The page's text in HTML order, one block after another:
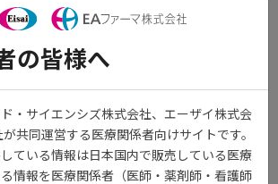
関するOne Point Information vol. 7として、欧
残存症状及び治療満足度の現状：リアルワー
の皆様へ
・サイエンシズ株式会社、エーザイ株式会
共同運営する医療関係者向けサイトです。
ている情報は日本国内で販売している医療
情報を医療関係者（医師・薬剤師・看護師